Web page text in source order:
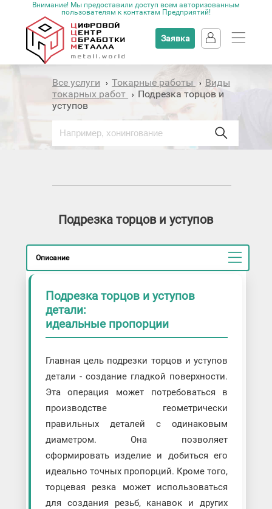
Внимание! Мы предоставили доступ всем авторизованным
пользователям к контактам Предприятий!
Заявка
Все услуги › Токарные работы › Виды
токарных работ
› Подрезка торцов и
уступов
Подрезка торцов и уступов
Описание
Подрезка торцов и уступов
детали:
идеальные пропорции
Главная цель подрезки торцов и уступов
детали - создание гладкой поверхности.
Эта операция может потребоваться в
производстве геометрически
правильных деталей с одинаковым
диаметром. Она позволяет
сформировать изделие и добиться его
идеально точных пропорций. Кроме того,
торцевая резка может использоваться
для создания резьб, канавок и других